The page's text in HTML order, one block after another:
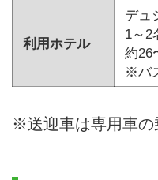
利用ホテル
デュ
1～2
約26
※バ
※送迎車は専用車の